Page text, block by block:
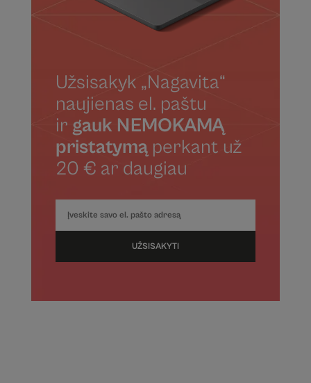
Užsisakyk „Nagavita“
naujienas el. paštu
ir gauk NEMOKAMĄ
pristatymąperkant už
20 € ar daugiau
UŽSISAKYTI